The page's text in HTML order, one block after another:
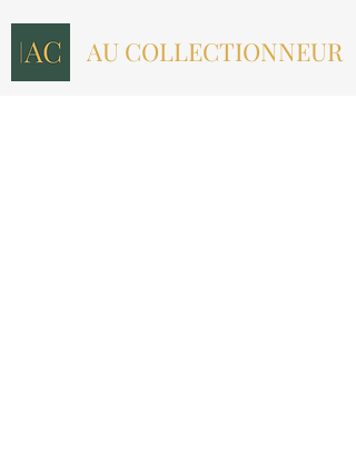
AU COLLECTIONNEUR